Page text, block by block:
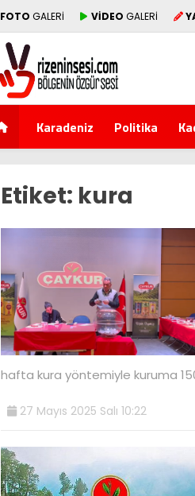
FOTO GALERİ VİDEO GALERİ
Karadeniz Politika
Etiket: kura
hafta kura yöntemiyle kuruma
27 Mayıs 2025 Salı 10:22